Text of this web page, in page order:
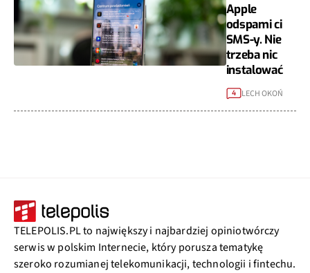
Apple
odspami ci
SMS-y. Nie
trzeba nic
instalować
4 LECH OKOŃ
TELEPOLIS.PL to największy i najbardziej opiniotwórczy
serwis w polskim Internecie, który porusza tematykę
szeroko rozumianej telekomunikacji, technologii i fintechu.